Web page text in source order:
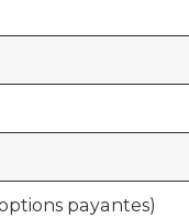
payantes)